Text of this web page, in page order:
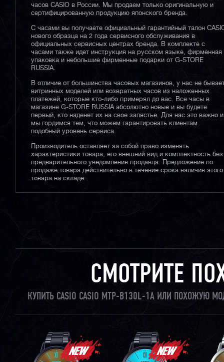
часов CASIO в России. Мы продаем только оригинальную и
сертифицированную продукцию японского бренда.
С часами вы получаете официальный гарантийный талон
нового образца на 2 года сервисного обслуживания в
официальных сервисных центрах бренда. В комплекте с
часами также идет инструкция на русском языке, фирменная
упаковка и небольшие фирменные подарки от G-STORE
RUSSIA.
В отличие от большинства часовых магазинов, у нас не
витринных моделей или возвратных часов из наложенных
платежей, которые кто-либо примерял до вас. Все часы в
магазине G-STORE RUSSIA абсолютно новые и вы будете
первый, кто наденет их на свое запястье. Для нас это важно и
мы гордимся тем, что можем гарантировать клиентам
подобный уровень сервиса.
Производитель оставляет за собой право изменять
характеристики товара, его внешний вид и комплектность без
предварительного уведомления продавца. Предложение по
продаже товара действительно в течение срока наличия этого
товара на складе.
СМОТРИТЕ
КУПИТЬ CASIO CASIO MTP-B130L-1A ИЛИ ПОХОЖУЮ